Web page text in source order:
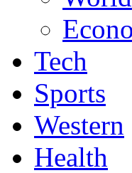
Tech
Sports
Western
Health